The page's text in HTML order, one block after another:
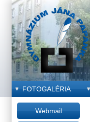
FOTOGALÉRIA
Webmail